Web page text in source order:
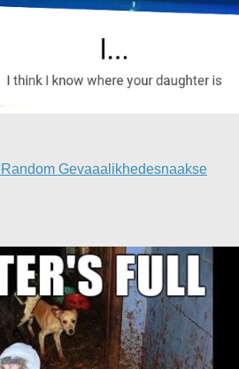
Random Gevaaalikhedesnaakse